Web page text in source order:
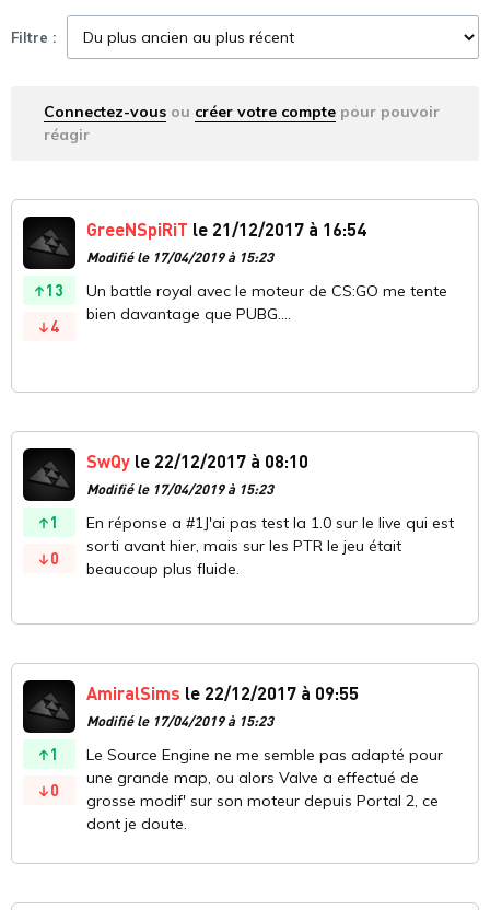
Filtre :
Connectez-vous ou créer votre compte pour pouvoir
réagir
13
4
GreeNSpiRiT le 21/12/2017 à 16:54
Modifié le 17/04/2019 à 15:23
Un battle royal avec le moteur de CS:GO me tente
bien davantage que PUBG....
1
0
SwQy le 22/12/2017 à 08:10
Modifié le 17/04/2019 à 15:23
En réponse a #1J'ai pas test la 1.0 sur le live qui est
sorti avant hier, mais sur les PTR le jeu était
beaucoup plus fluide.
1
0
AmiralSims le 22/12/2017 à 09:55
Modifié le 17/04/2019 à 15:23
Le Source Engine ne me semble pas adapté pour
une grande map, ou alors Valve a effectué de
grosse modif' sur son moteur depuis Portal 2, ce
dont je doute.